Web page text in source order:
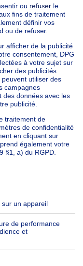
vendre Espagne
Luxembourg
bas
pas cher
cher
chambres
Bruxelles-ville
déménagement